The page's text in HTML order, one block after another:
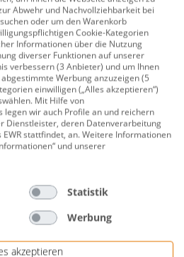
(MPA Dresden)
elektrischen Anlagen bis
1 m), wiederbefüllbar,
Brandschutzfirma
öffentliche Gebäude,
und Wohnbereiche
inkl. Wandhalterung
Abwehr und Nachvollziehbarkeit bei
oder um den Warenkorb
Cookie-Kategorien
Informationen über die Nutzung
diverser Funktionen auf unserer
verbessern (3 Anbieter) und um Ihnen
Werbung anzuzeigen (5
einwilligen („Alles akzeptieren“)
Mit Hilfe von
legen wir auch Profile an und reichern
Dienstleister, deren Datenverarbeitung
stattfindet, an. Weitere Informationen
und unserer
Statistik
Werbung
akzeptieren